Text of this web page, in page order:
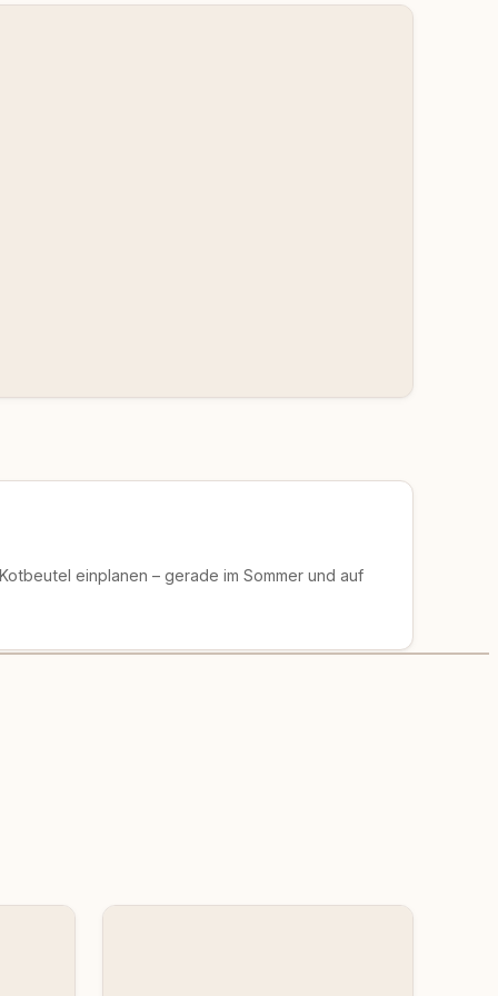
einplanen – gerade im Sommer und auf